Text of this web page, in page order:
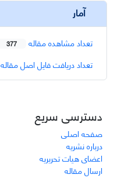
آمار
تعداد مشاهده مقاله 377
تعداد دریافت فایل اصل مقاله
دسترسی سریع
صفحه اصلی
درباره نشریه
اعضای هیات تحریریه
ارسال مقاله